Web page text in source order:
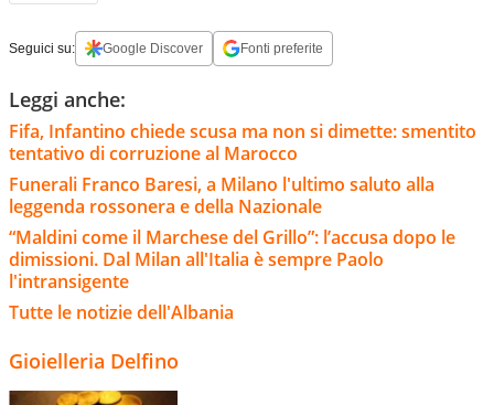
Seguici su: Google Discover Fonti preferite
Leggi anche:
Fifa, Infantino chiede scusa ma non si dimette: smentito
tentativo di corruzione al Marocco
Funerali Franco Baresi, a Milano l'ultimo saluto alla
leggenda rossonera e della Nazionale
“Maldini come il Marchese del Grillo”: l’accusa dopo le
dimissioni. Dal Milan all'Italia è sempre Paolo
l'intransigente
Tutte le notizie dell'Albania
Gioielleria Delfino